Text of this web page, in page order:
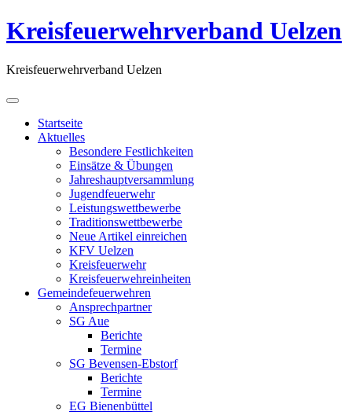
Kreisfeuerwehrverband Uelzen
Kreisfeuerwehrverband Uelzen
Startseite
Aktuelles
Besondere Festlichkeiten
Einsätze & Übungen
Jahreshauptversammlung
Jugendfeuerwehr
Leistungswettbewerbe
Traditionswettbewerbe
Neue Artikel einreichen
KFV Uelzen
Kreisfeuerwehr
Kreisfeuerwehreinheiten
Gemeindefeuerwehren
Ansprechpartner
SG Aue
Berichte
Termine
SG Bevensen-Ebstorf
Berichte
Termine
EG Bienenbüttel